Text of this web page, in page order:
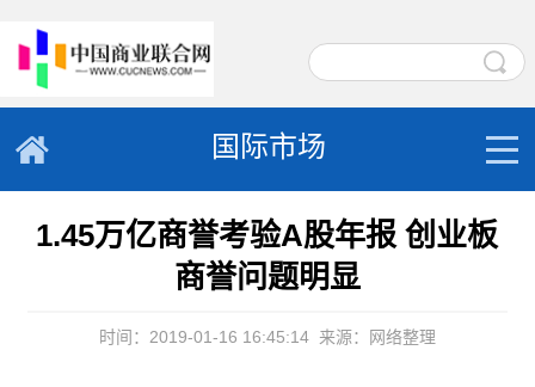
国际市场
1.45万亿商誉考验A股年报 创业板
商誉问题明显
时间：2019-01-16 16:45:14 来源：网络整理